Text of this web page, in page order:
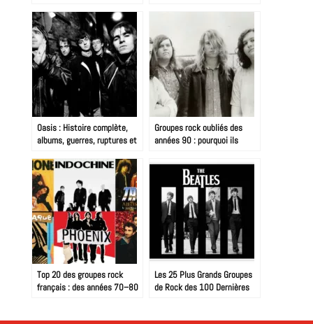
Oasis : Histoire complète,
albums, guerres, ruptures et
Groupes rock oubliés des
années 90 : pourquoi ils
Top 20 des groupes rock
français : des années 70–80
Les 25 Plus Grands Groupes
de Rock des 100 Dernières